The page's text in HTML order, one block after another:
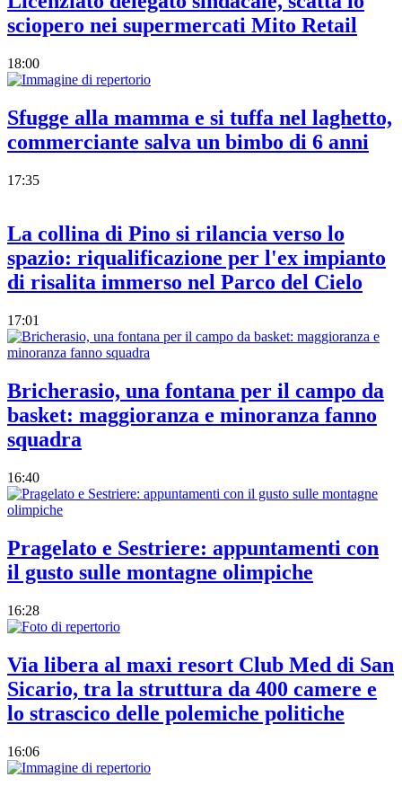
sciopero nei supermercati Mito Retail
18:00
Sfugge alla mamma e si tuffa nel laghetto,
commerciante salva un bimbo di 6 anni
17:35
La collina di Pino si rilancia verso lo
spazio: riqualificazione per l'ex impianto
di risalita immerso nel Parco del Cielo
17:01
Bricherasio, una fontana per il campo da
basket: maggioranza e minoranza fanno
squadra
16:40
Pragelato e Sestriere: appuntamenti con
il gusto sulle montagne olimpiche
16:28
Via libera al maxi resort Club Med di San
Sicario, tra la struttura da 400 camere e
lo strascico delle polemiche politiche
16:06